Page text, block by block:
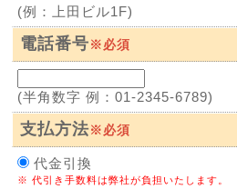
(例：上田ビル1F)
電話番号※必須
(半角数字 例：01-2345-6789)
支払方法※必須
代金引換
※ 代引き手数料は弊社が負担いたします。